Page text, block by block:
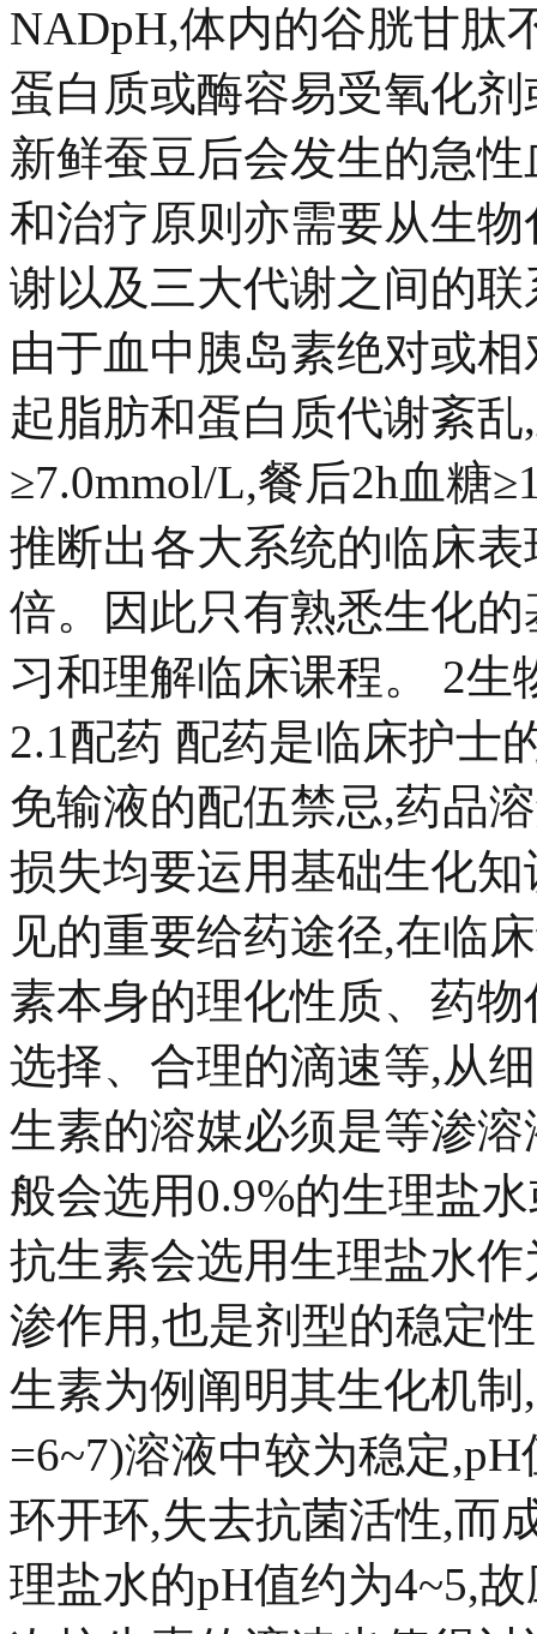
NADpH,体内的谷胱甘肽
蛋白质或酶容易受氧化
新鲜蚕豆后会发生的急
和治疗原则亦需要从生
谢以及三大代谢之间的
由于血中胰岛素绝对或
起脂肪和蛋白质代谢紊
≥7.0mmol/L,餐后2h血糖
推断出各大系统的临床
倍。因此只有熟悉生化
习和理解临床课程。 2
2.1配药 配药是临床护士
免输液的配伍禁忌,药品
损失均要运用基础生化
见的重要给药途径,在临
素本身的理化性质、药
选择、合理的滴速等,从
生素的溶媒必须是等渗
般会选用0.9%的生理盐
抗生素会选用生理盐水
渗作用,也是剂型的稳定
生素为例阐明其生化机
=6~7)溶液中较为稳定
环开环,失去抗菌活性,而
理盐水的pH值约为4~5,